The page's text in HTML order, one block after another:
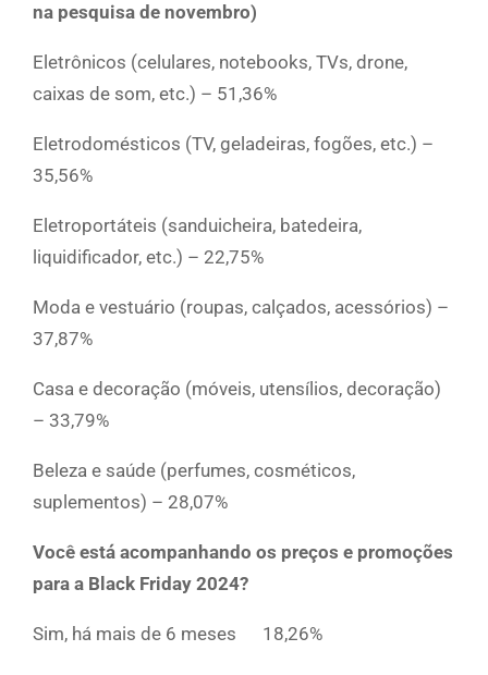
na pesquisa de novembro)
Eletrônicos (celulares, notebooks, TVs, drone,
caixas de som, etc.) – 51,36%
Eletrodomésticos (TV, geladeiras, fogões, etc.) –
35,56%
Eletroportáteis (sanduicheira, batedeira,
liquidificador, etc.) – 22,75%
Moda e vestuário (roupas, calçados, acessórios) –
37,87%
Casa e decoração (móveis, utensílios, decoração)
– 33,79%
Beleza e saúde (perfumes, cosméticos,
suplementos) – 28,07%
Você está acompanhando os preços e promoções
para a Black Friday 2024?
Sim, há mais de 6 meses 18,26%